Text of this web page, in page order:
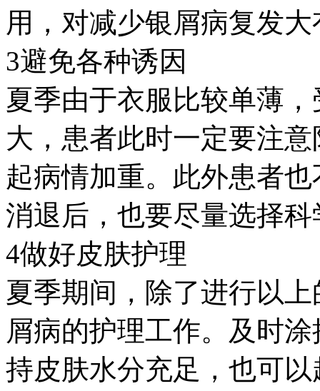
用，对减少银屑病复发
3避免各种诱因
夏季由于衣服比较单薄
大，患者此时一定要注
起病情加重。此外患者
消退后，也要尽量选择
4做好皮肤护理
夏季期间，除了进行以
屑病的护理工作。及时
持皮肤水分充足，也可